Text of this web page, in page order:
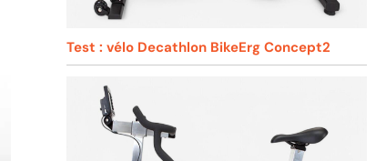
Test : vélo Decathlon BikeErg Concept2